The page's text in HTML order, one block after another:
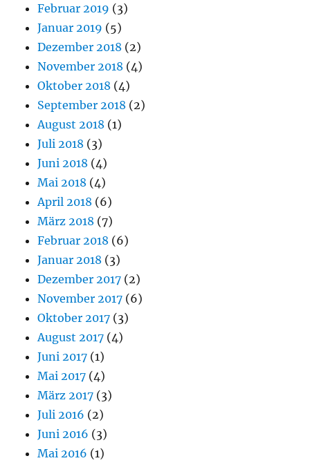
Februar 2019 (3)
Januar 2019 (5)
Dezember 2018 (2)
November 2018 (4)
Oktober 2018 (4)
September 2018 (2)
August 2018 (1)
Juli 2018 (3)
Juni 2018 (4)
Mai 2018 (4)
April 2018 (6)
März 2018 (7)
Februar 2018 (6)
Januar 2018 (3)
Dezember 2017 (2)
November 2017 (6)
Oktober 2017 (3)
August 2017 (4)
Juni 2017 (1)
Mai 2017 (4)
März 2017 (3)
Juli 2016 (2)
Juni 2016 (3)
Mai 2016 (1)